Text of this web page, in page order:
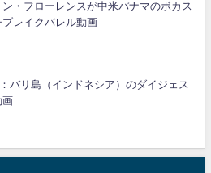
ン・フローレンスが中米パナマのボカス
レイクバレル動画
バリ島（インドネシア）のダイジェス
画